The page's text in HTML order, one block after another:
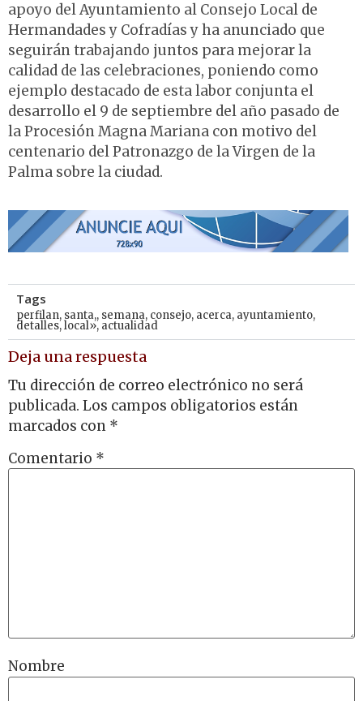
apoyo del Ayuntamiento al Consejo Local de
Hermandades y Cofradías y ha anunciado que
seguirán trabajando juntos para mejorar la
calidad de las celebraciones, poniendo como
ejemplo destacado de esta labor conjunta el
desarrollo el 9 de septiembre del año pasado de
la Procesión Magna Mariana con motivo del
centenario del Patronazgo de la Virgen de la
Palma sobre la ciudad.
Tags
perfilan, santa,, semana, consejo, acerca, ayuntamiento,
detalles,local», actualidad
Deja una respuesta
Tu dirección de correo electrónico no será
publicada. Los campos obligatorios están
marcados con *
Comentario *
Nombre